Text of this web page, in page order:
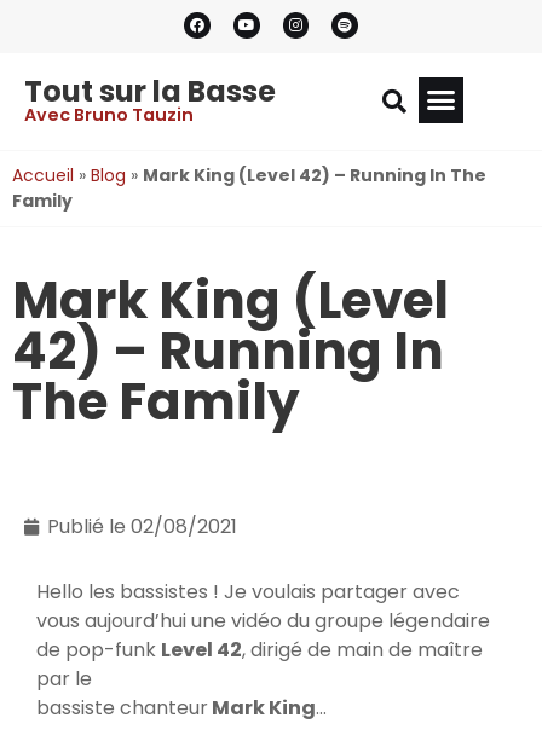
Tout sur la Basse
Avec Bruno Tauzin
Accueil » Blog » Mark King (Level 42) – Running In The
Family
Mark King (Level
42) – Running In
The Family
Publié le 02/08/2021
Hello les bassistes ! Je voulais partager avec
vous aujourd’hui une vidéo du groupe légendaire
de pop-funk Level 42, dirigé de main de maître
par le
bassiste chanteurMark King…